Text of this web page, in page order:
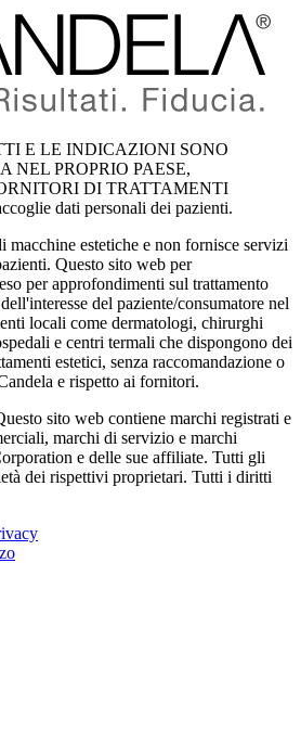
E LE INDICAZIONI SONO
NEL PROPRIO PAESE,
DI TRATTAMENTI
dati personali dei pazienti.
macchine estetiche e non fornisce servizi
Questo sito web per
per approfondimenti sul trattamento
del paziente/consumatore nel
locali come dermatologi, chirurghi
e centri termali che dispongono dei
estetici, senza raccomandazione o
e rispetto ai fornitori.
sito web contiene marchi registrati e
marchi di servizio e marchi
e delle sue affiliate. Tutti gli
dei rispettivi proprietari. Tutti i diritti